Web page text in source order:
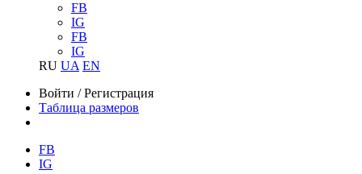
FB
IG
FB
IG
RU UA EN
Войти /Регистрация
Таблица размеров
FB
IG